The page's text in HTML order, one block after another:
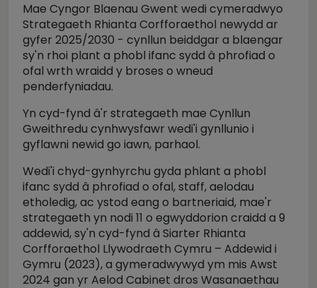
Mae Cyngor Blaenau Gwent wedi cymeradwyo
Strategaeth Rhianta Corfforaethol newydd ar
gyfer 2025/2030 - cynllun beiddgar a blaengar
sy'n rhoi plant a phobl ifanc sydd â phrofiad o
ofal wrth wraidd y broses o wneud
penderfyniadau.
Yn cyd-fynd â'r strategaeth mae Cynllun
Gweithredu cynhwysfawr wedi'i gynllunio i
gyflawni newid go iawn, parhaol.
Wedi'i chyd-gynhyrchu gyda phlant a phobl
ifanc sydd â phrofiad o ofal, staff, aelodau
etholedig, ac ystod eang o bartneriaid, mae'r
strategaeth yn nodi 11 o egwyddorion craidd a 9
addewid, sy'n cyd-fynd â Siarter Rhianta
Corfforaethol Llywodraeth Cymru – Addewid i
Gymru (2023), a gymeradwywyd ym mis Awst
2024 gan yr Aelod Cabinet dros Wasanaethau